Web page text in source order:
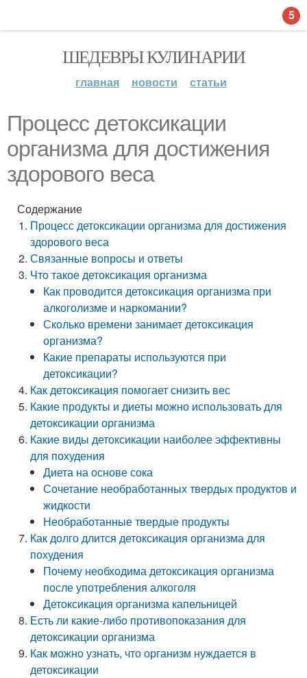
ШЕДЕВРЫ КУЛИНАРИИ
главная новости статьи
Процесс детоксикации
организма для достижения
здорового веса
Содержание
Процесс детоксикации организма для достижения
здорового веса
Связанные вопросы и ответы
Что такое детоксикация организма
Как проводится детоксикация организма при
алкоголизме и наркомании?
Сколько времени занимает детоксикация
организма?
Какие препараты используются при
детоксикации?
Как детоксикация помогает снизить вес
Какие продукты и диеты можно использовать для
детоксикации организма
Какие виды детоксикации наиболее эффективны
для похудения
Диета на основе сока
Сочетание необработанных твердых продуктов и
жидкости
Необработанные твердые продукты
Как долго длится детоксикация организма для
похудения
Почему необходима детоксикация организма
после употребления алкоголя
Детоксикация организма капельницей
Есть ли какие-либо противопоказания для
детоксикации организма
Как можно узнать, что организм нуждается в
детоксикации
5